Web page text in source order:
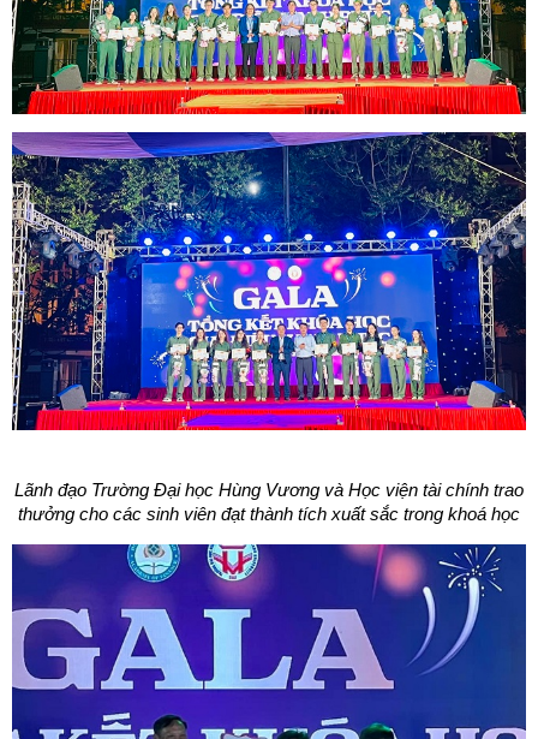
Lãnh đạo Trường Đại học Hùng Vương và Học viện tài chính trao
thưởng cho các sinh viên đạt thành tích xuất sắc trong khoá học